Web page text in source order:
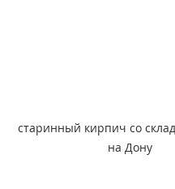
старинный кирпич со
на Дону